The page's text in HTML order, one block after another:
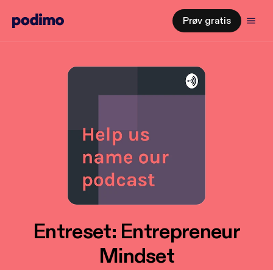
Prøv gratis
Entreset: Entrepreneur
Mindset